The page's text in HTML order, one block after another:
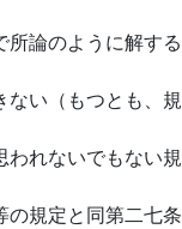
所論のように解する
ない（もつとも、規
われないでもない規
の規定と同第二七条